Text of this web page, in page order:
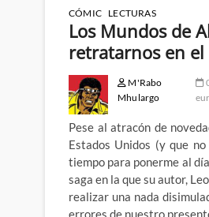
CÓMIC LECTURAS
Los Mundos de
retratarnos en el
M'Rabo
Mhulargo
Pese al atracón de
Estados Unidos (y que
tiempo para ponerme al
saga en la que su autor,
realizar una nada